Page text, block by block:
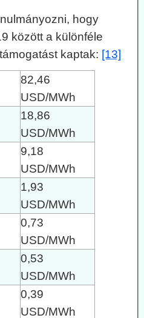
hogy
között a különféle
kaptak: [13]
82,46
USD/MWh
18,86
USD/MWh
9,18
USD/MWh
1,93
USD/MWh
0,73
USD/MWh
0,53
USD/MWh
0,39
USD/MWh